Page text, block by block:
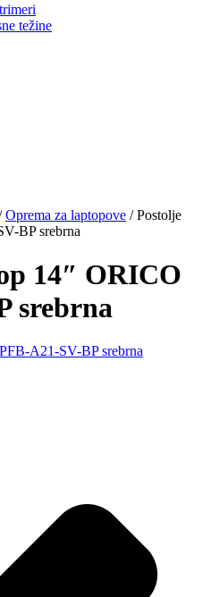
težine
Oprema za laptopove / Postolje
BP srebrna
14″ ORICO
srebrna